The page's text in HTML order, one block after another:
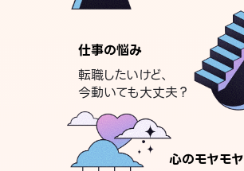
仕事の悩み
転職したいけど、
今動いても大丈夫？
心のモヤモヤ